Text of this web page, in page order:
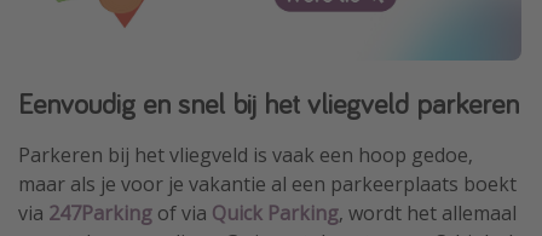
Eenvoudig en snel bij het vliegveld parkeren
Parkeren bij het vliegveld is vaak een hoop gedoe,
maar als je voor je vakantie al een parkeerplaats boekt
via 247Parking of via Quick Parking, wordt het allemaal